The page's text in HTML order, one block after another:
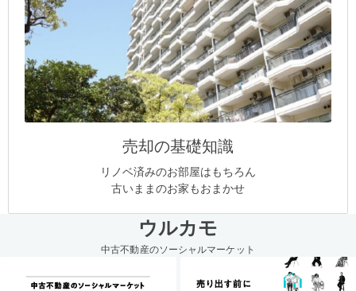
売却の基礎知識
リノベ済みのお部屋はもちろん
古いままのお家もおまかせ
ウルカモ
中古不動産のソーシャルマーケット